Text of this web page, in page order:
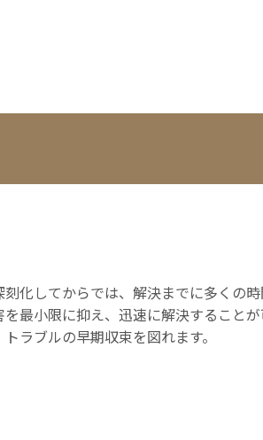
化してからでは、解決までに多くの
最小限に抑え、迅速に解決すること
トラブルの早期収束を図れます。